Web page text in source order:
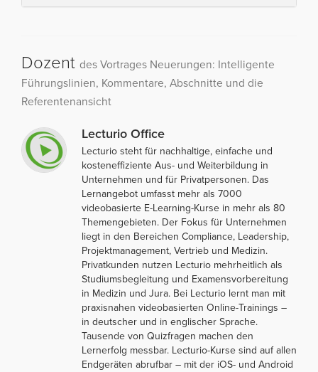
Dozent des Vortrages Neuerungen: Intelligente
Führungslinien, Kommentare, Abschnitte und die
Referentenansicht
Lecturio Office
Lecturio steht für nachhaltige, einfache und
kosteneffiziente Aus- und Weiterbildung in
Unternehmen und für Privatpersonen. Das
Lernangebot umfasst mehr als 7000
videobasierte E-Learning-Kurse in mehr als 80
Themengebieten. Der Fokus für Unternehmen
liegt in den Bereichen Compliance, Leadership,
Projektmanagement, Vertrieb und Medizin.
Privatkunden nutzen Lecturio mehrheitlich als
Studiumsbegleitung und Examensvorbereitung
in Medizin und Jura. Bei Lecturio lernt man mit
praxisnahen videobasierten Online-Trainings –
in deutscher und in englischer Sprache.
Tausende von Quizfragen machen den
Lernerfolg messbar. Lecturio-Kurse sind auf allen
Endgeräten abrufbar – mit der iOS- und Android